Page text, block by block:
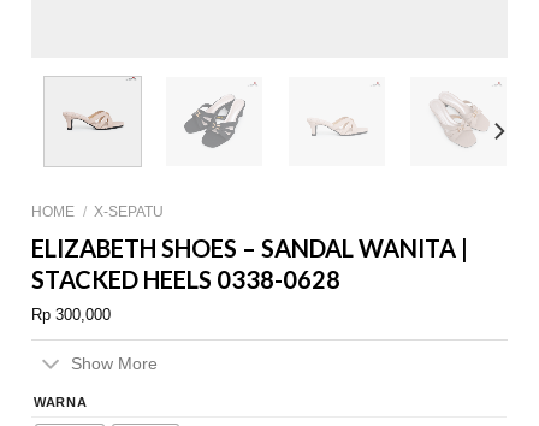
HOME / X-SEPATU
ELIZABETH SHOES – SANDAL WANITA |
STACKED HEELS 0338-0628
Rp 300,000
Show More
WARNA